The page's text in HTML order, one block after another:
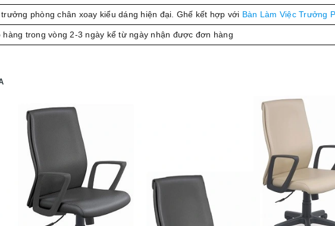
phòng chân xoay kiểu dáng hiện đại. Ghế kết hợp với Bàn Làm Việc Trưởng
hàng trong vòng 2-3 ngày kể từ ngày nhận được đơn hàng